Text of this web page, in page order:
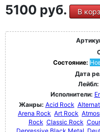
5100 руб. В
Состояние:
Дата
Лейбл:
Исполнители:
Жанры: Acid Rock
Arena Rock Art Rock
Rock Classic Rock